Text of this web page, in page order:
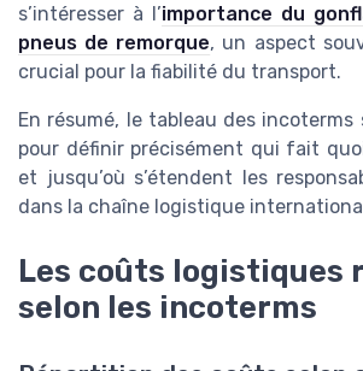
s’intéresser à l’importance du
pneus de remorque, un aspect
crucial pour la fiabilité du transport.
En résumé, le tableau des
pour définir précisément qui fait
et jusqu’où s’étendent les
dans la chaîne logistique
Les coûts logistiques
selon les incoterms